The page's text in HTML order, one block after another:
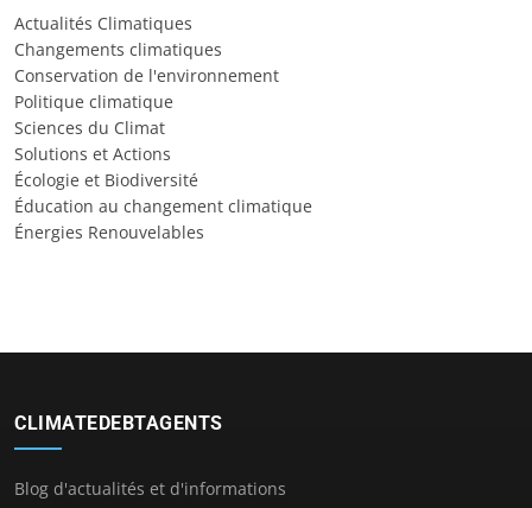
Actualités Climatiques
Changements climatiques
Conservation de l'environnement
Politique climatique
Sciences du Climat
Solutions et Actions
Écologie et Biodiversité
Éducation au changement climatique
Énergies Renouvelables
CLIMATEDEBTAGENTS
Blog d'actualités et d'informations